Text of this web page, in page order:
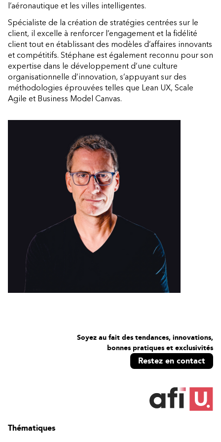
l’aéronautique et les villes intelligentes.
Spécialiste de la création de stratégies centrées sur le
client, il excelle à renforcer l’engagement et la fidélité
client tout en établissant des modèles d’affaires innovants
et compétitifs. Stéphane est également reconnu pour son
expertise dans le développement d’une culture
organisationnelle d’innovation, s’appuyant sur des
méthodologies éprouvées telles que Lean UX, Scale
Agile et Business Model Canvas.
Soyez au fait des tendances, innovations,
bonnes pratiques et exclusivités
Restez en contact
Thématiques